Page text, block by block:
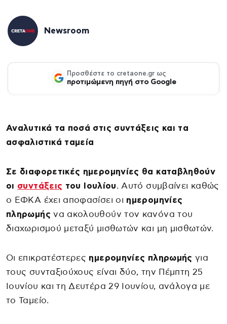
Newsroom
Προσθέστε το cretaone.gr ως
προτιμώμενη πηγή στο Google
Αναλυτικά τα ποσά στις συντάξεις και τα
ασφαλιστικά ταμεία
Σε διαφορετικές ημερομηνίες θα καταβληθούν
οι συντάξεις του Ιουλίου. Αυτό συμβαίνει καθώς
ο ΕΦΚΑ έχει αποφασίσει οι ημερομηνίες
πληρωμήςνα ακολουθούν τον κανόνα του
διαχωρισμού μεταξύ μισθωτών και μη μισθωτών.
Οι επικρατέστερες ημερομηνίες πληρωμής για
τους συνταξιούχους είναι δύο, την Πέμπτη 25
Ιουνίου και τη Δευτέρα 29 Ιουνίου, ανάλογα με
το Ταμείο.